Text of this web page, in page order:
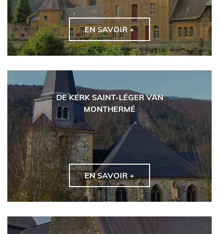
EN SAVOIR +
DE KERK SAINT-LÉGER VAN
MONTHERMÉ
EN SAVOIR +